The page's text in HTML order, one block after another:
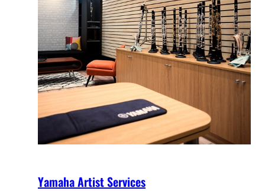
Yamaha Artist Services